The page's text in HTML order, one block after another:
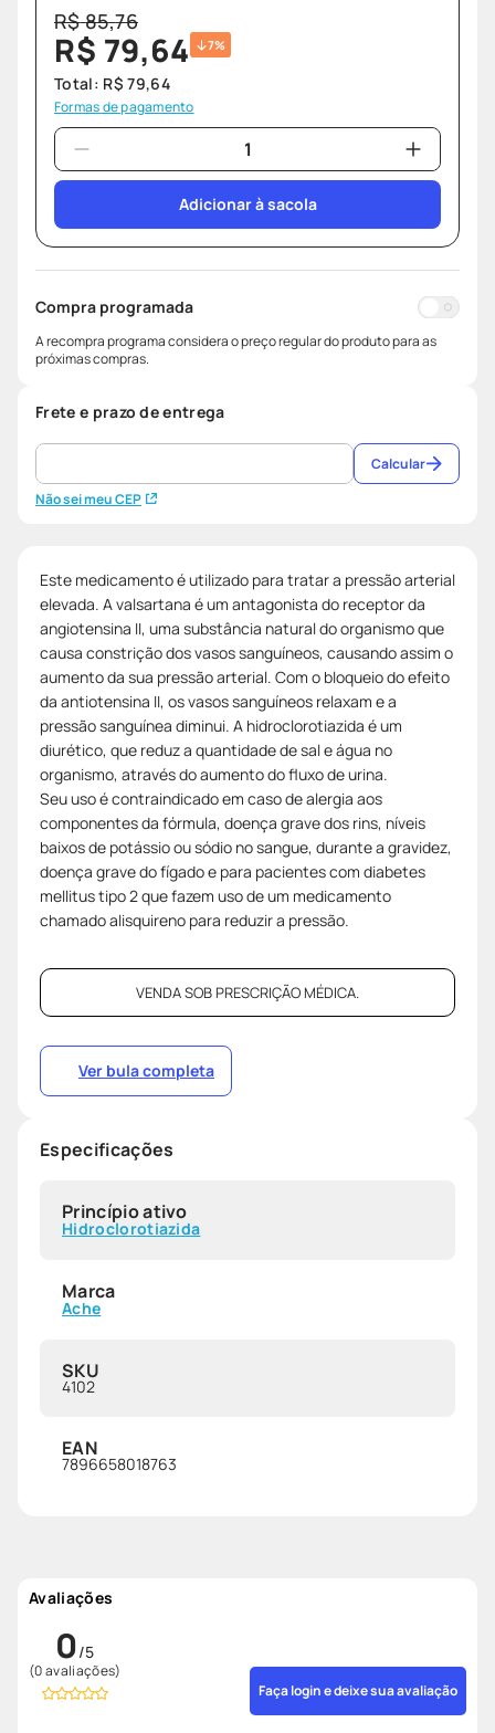
R$85,76
R$ 79,64 7%
Total: R$ 79,64
Formas de pagamento
Adicionar à sacola
Compra programada
A recompra programa considera o preço regular do produto para as
próximas compras.
Frete e prazo de entrega
Não sei meu CEP
Calcular
Este medicamento é utilizado para tratar a pressão arterial
elevada. A valsartana é um antagonista do receptor da
angiotensina II, uma substância natural do organismo que
causa constrição dos vasos sanguíneos, causando assim o
aumento da sua pressão arterial. Com o bloqueio do efeito
da antiotensina II, os vasos sanguíneos relaxam e a
pressão sanguínea diminui. A hidroclorotiazida é um
diurético, que reduz a quantidade de sal e água no
organismo, através do aumento do fluxo de urina.
Seu uso é contraindicado em caso de alergia aos
componentes da fórmula, doença grave dos rins, níveis
baixos de potássio ou sódio no sangue, durante a gravidez,
doença grave do fígado e para pacientes com diabetes
mellitus tipo 2 que fazem uso de um medicamento
chamado alisquireno para reduzir a pressão.
VENDA SOB PRESCRIÇÃO MÉDICA.
Ver bula completa
Especificações
Princípio ativo
Hidroclorotiazida
Marca
Ache
SKU
4102
EAN
7896658018763
Avaliações
0
(0 avaliações)
Faça login e deixe sua avaliação